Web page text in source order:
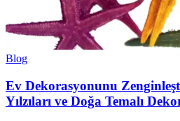
Blog
Ev Dekorasyonunu
Yılzıları ve Doğa Temalı